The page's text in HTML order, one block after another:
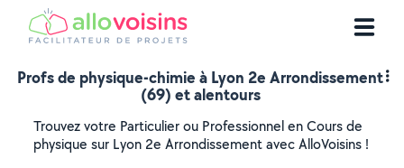
Profs de physique-chimie à Lyon 2e Arrondissement
(69) et alentours
Trouvez votre Particulier ou Professionnel en Cours de
physique sur Lyon 2e Arrondissement avec AlloVoisins !